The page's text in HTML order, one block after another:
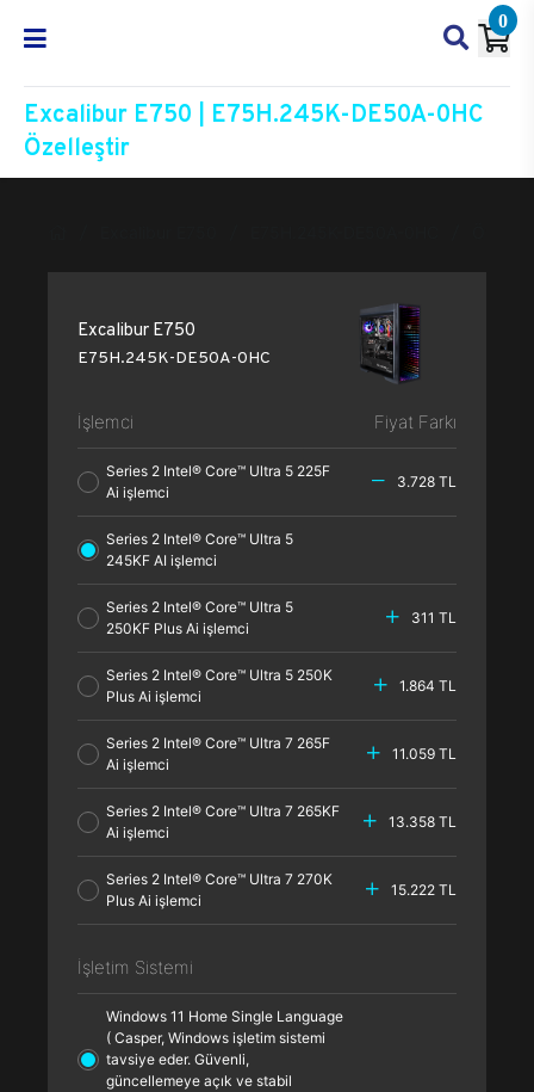
0
Excalibur E750 | E75H.245K-DE50A-0HC
Özelleştir
Excalibur E750
E75H.245K-DE50A-0HC
İşlemci Fiyat Farkı
Series 2 Intel® Core™ Ultra 5 225F
Ai işlemci
3.728 TL
Series 2 Intel® Core™ Ultra 5
245KF AI işlemci
Series 2 Intel® Core™ Ultra 5
250KF Plus Ai işlemci
311 TL
Series 2 Intel® Core™ Ultra 5 250K
Plus Ai işlemci
1.864 TL
Series 2 Intel® Core™ Ultra 7 265F
Ai işlemci
11.059 TL
Series 2 Intel® Core™ Ultra 7 265KF
Ai işlemci
13.358 TL
Series 2 Intel® Core™ Ultra 7 270K
Plus Ai işlemci
15.222 TL
İşletim Sistemi
Windows 11 Home Single Language
( Casper, Windows işletim sistemi
tavsiye eder. Güvenli,
güncellemeye açık ve stabil